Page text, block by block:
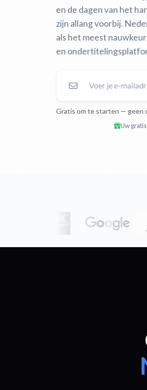
en de dagen van het
zijn allang voorbij.
als het meest
en
Gratis om te starten — geen
Uw